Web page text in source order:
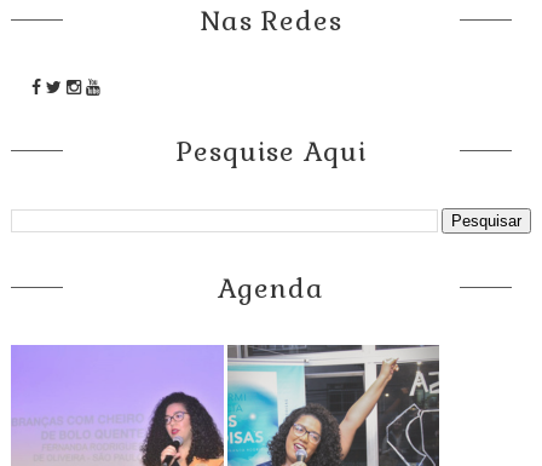
Nas Redes
Pesquise Aqui
Agenda